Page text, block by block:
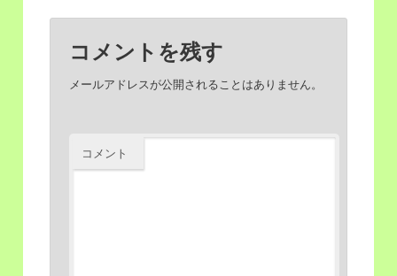
コメントを残す
メールアドレスが公開されることはありません。
コメント